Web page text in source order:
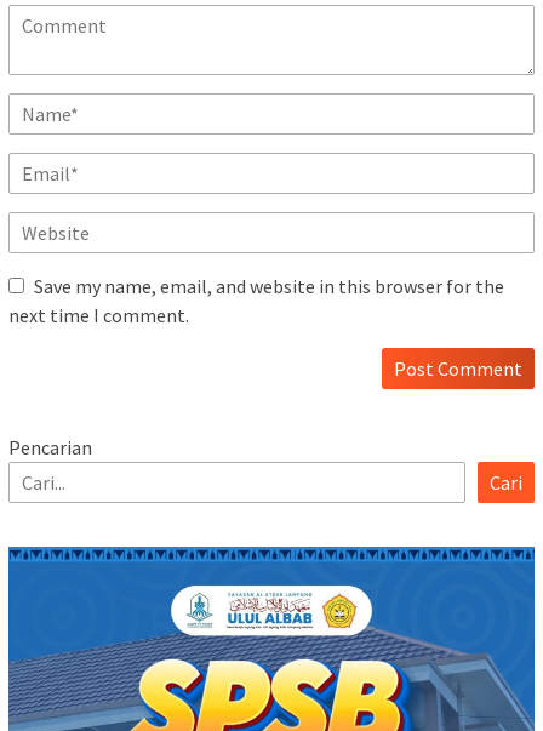
Save my name, email, and website in this browser for the
next time I comment.
Pencarian
Cari